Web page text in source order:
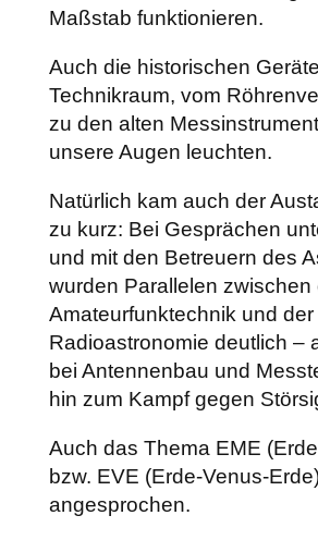
Maßstab funktionieren.
Auch die historischen
Technikraum, vom
zu den alten
unsere Augen leuchten.
Natürlich kam auch der
zu kurz: Bei Gesprächen
und mit den Betreuern des
wurden Parallelen zwischen
Amateurfunktechnik und der
Radioastronomie deutlich –
bei Antennenbau und
hin zum Kampf gegen
Auch das Thema EME
bzw. EVE (Erde-Venus-
angesprochen.